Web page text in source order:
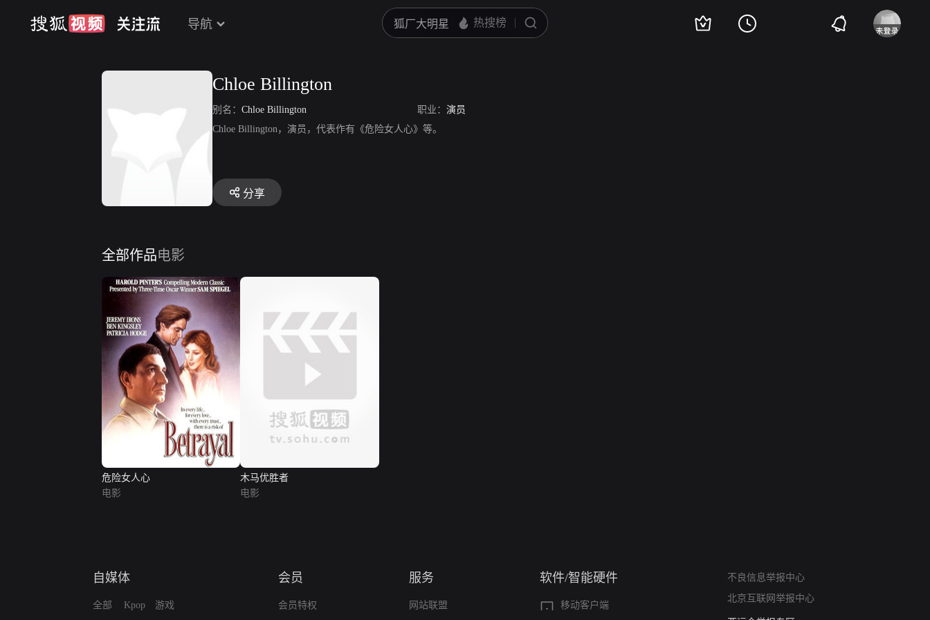
导航
Chloe Billington
别名： Chloe Billington 职业： 演员
Chloe Billington，演员，代表作有《危险女人心》等。
分享
全部作品电影
危险女人心
电影
木马优胜者
电影
自媒体
全部 Kpop 游戏
会员
会员特权
服务
网站联盟
软件/智能硬件
移动客户端
不良信息举报中心
北京互联网举报中心
算法推荐专项举报